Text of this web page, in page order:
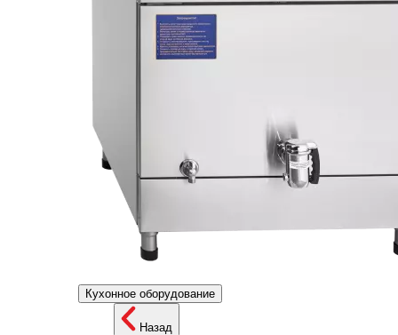
Кухонное оборудование
Назад